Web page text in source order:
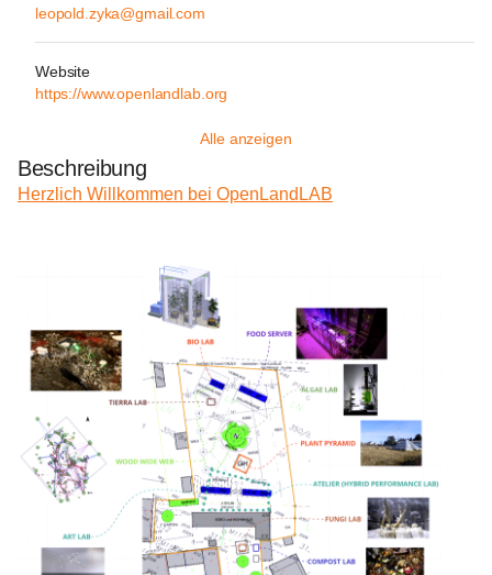
leopold.zyka@gmail.com
Website
https://www.openlandlab.org
Alle anzeigen
Beschreibung
Herzlich Willkommen bei OpenLandLAB